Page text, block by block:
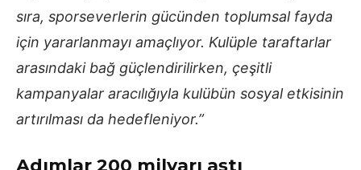
sıra, sporseverlerin gücünden toplumsal fayda
için yararlanmayı amaçlıyor. Kulüple taraftarlar
arasındaki bağ güçlendirilirken, çeşitli
kampanyalar aracılığıyla kulübün sosyal etkisinin
artırılması da hedefleniyor.”
Adımlar 200 milyarı aştı